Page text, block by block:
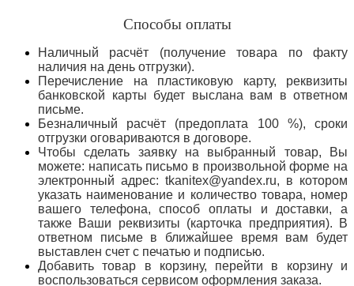
Способы оплаты
Наличный расчёт (получение товара по факту
наличия на день отгрузки).
Перечисление на пластиковую карту, реквизиты
банковской карты будет выслана вам в ответном
письме.
Безналичный расчёт (предоплата 100 %), сроки
отгрузки оговариваются в договоре.
Чтобы сделать заявку на выбранный товар, Вы
можете: написать письмо в произвольной форме на
электронный адрес: tkanitex@yandex.ru, в котором
указать наименование и количество товара, номер
вашего телефона, способ оплаты и доставки, а
также Ваши реквизиты (карточка предприятия). В
ответном письме в ближайшее время вам будет
выставлен счет с печатью и подписью.
Добавить товар в корзину, перейти в корзину и
воспользоваться сервисом оформления заказа.